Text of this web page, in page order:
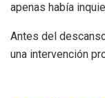
apenas había
Antes del
una intervención